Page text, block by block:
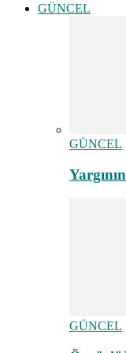
GÜNCEL
GÜNCEL
GÜNCEL